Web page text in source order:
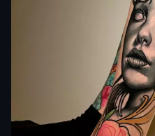
propria autonomia, del
Su questa scia, ancora
tatuaggi femminili
e body positivity,
simboli aderenti a valori